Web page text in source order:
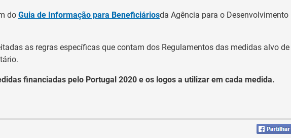
do Guia de Informação para Beneficiáriosda Agência para o Desenvolvimento
as regras específicas que contam dos Regulamentos das medidas alvo de
financiadas pelo Portugal 2020 e os logos a utilizar em cada medida.